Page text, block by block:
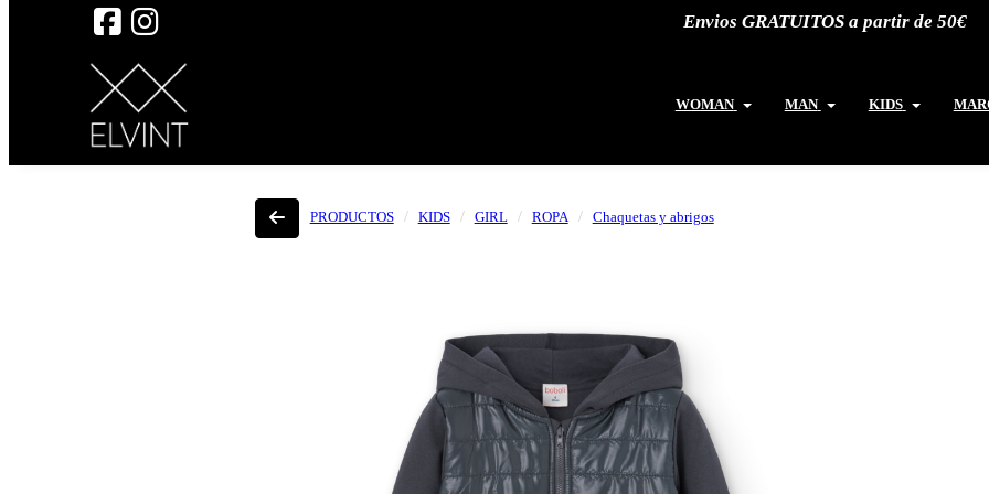
Envios GRATUITOS a partir de 50€
WOMAN MAN KIDS
PRODUCTOS KIDS GIRL ROPA Chaquetas y abrigos